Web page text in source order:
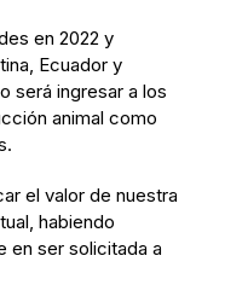
en 2022 y
Ecuador y
será ingresar a los
animal como
el valor de nuestra
habiendo
en ser solicitada a